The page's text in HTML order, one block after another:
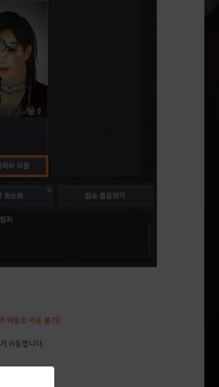
마을로 이동 불가)
이동합니다.